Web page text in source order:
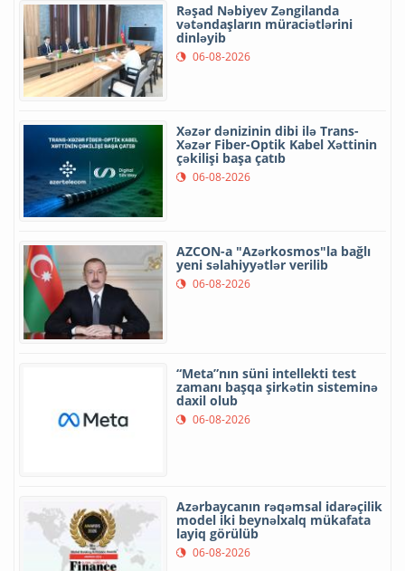
Rəşad Nəbiyev Zəngilanda
vətəndaşların müraciətlərini
dinləyib
06-08-2026
Xəzər dənizinin dibi ilə Trans-
Xəzər Fiber-Optik Kabel Xəttinin
çəkilişi başa çatıb
06-08-2026
AZCON-a "Azərkosmos"la bağlı
yeni səlahiyyətlər verilib
06-08-2026
“Meta”nın süni intellekti test
zamanı başqa şirkətin sisteminə
daxil olub
06-08-2026
Azərbaycanın rəqəmsal idarəçilik
model iki beynəlxalq mükafata
layiq görülüb
06-08-2026